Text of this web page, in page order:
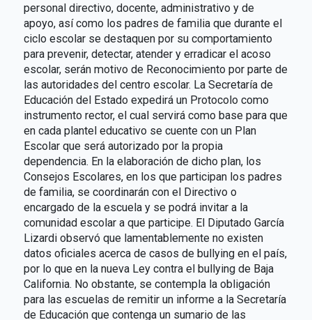
personal directivo, docente, administrativo y de
apoyo, así como los padres de familia que durante el
ciclo escolar se destaquen por su comportamiento
para prevenir, detectar, atender y erradicar el acoso
escolar, serán motivo de Reconocimiento por parte de
las autoridades del centro escolar. La Secretaría de
Educación del Estado expedirá un Protocolo como
instrumento rector, el cual servirá como base para que
en cada plantel educativo se cuente con un Plan
Escolar que será autorizado por la propia
dependencia. En la elaboración de dicho plan, los
Consejos Escolares, en los que participan los padres
de familia, se coordinarán con el Directivo o
encargado de la escuela y se podrá invitar a la
comunidad escolar a que participe. El Diputado García
Lizardi observó que lamentablemente no existen
datos oficiales acerca de casos de bullying en el país,
por lo que en la nueva Ley contra el bullying de Baja
California. No obstante, se contempla la obligación
para las escuelas de remitir un informe a la Secretaría
de Educación que contenga un sumario de las